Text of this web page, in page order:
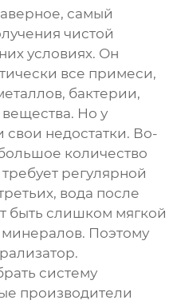
самый
чистой
условиях. Он
все примеси,
бактерии,
Но у
свои недостатки. Во-
количество
регулярной
вода после
быть слишком мягкой
Поэтому
систему
производители